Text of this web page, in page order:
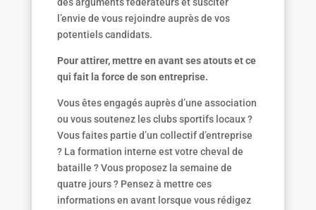
l’envie de vous rejoindre auprès de vos
potentiels candidats.
Pour attirer, mettre en avant ses atouts et ce
qui fait la force de son entreprise.
Vous êtes engagés auprès d’une association
ou vous soutenez les clubs sportifs locaux ?
Vous faites partie d’un collectif d’entreprise
? La formation interne est votre cheval de
bataille ? Vous proposez la semaine de
quatre jours ? Pensez à mettre ces
informations en avant lorsque vous rédigez